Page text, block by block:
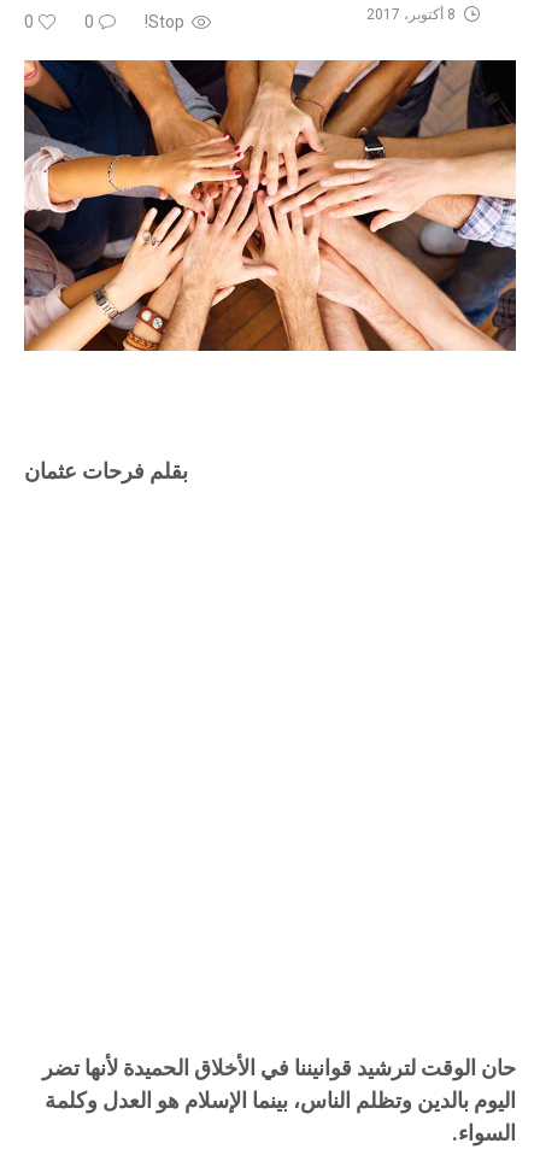
Stop!
0
0 8 أكتوبر، 2017
بقلم فرحات عثمان
حان الوقت لترشيد قوانيننا في الأخلاق الحميدة لأنها تضر
اليوم بالدين وتظلم الناس، بينما الإسلام هو العدل وكلمة
السواء.